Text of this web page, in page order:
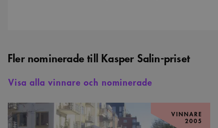
Fler nominerade till Kasper Salin-priset
Visa alla vinnare och nominerade
Sjöstadsparterren
–
vinnare
VINNARE
2005